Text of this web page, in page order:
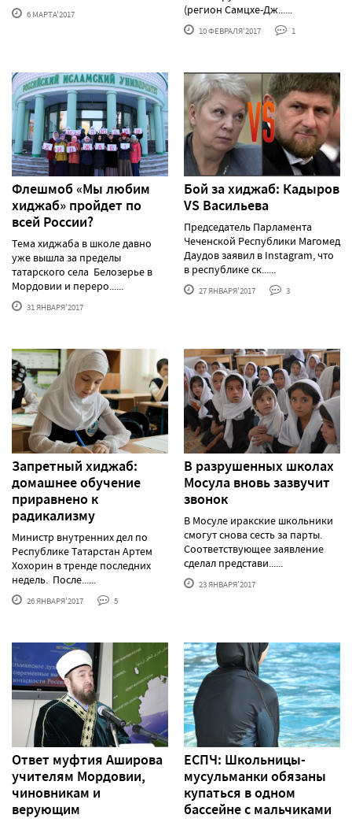
6 МАРТА'2017
(регион Самцхе-Дж......
10 ФЕВРАЛЯ'2017 1
Флешмоб «Мы любим
хиджаб» пройдет по
всей России?
Тема хиджаба в школе давно
уже вышла за пределы
татарского села Белозерье в
Мордовии и переро......
31 ЯНВАРЯ'2017
Бой за хиджаб: Кадыров
VS Васильева
Председатель Парламента
Чеченской Республики Магомед
Даудов заявил в Instagram, что
в республике ск......
27 ЯНВАРЯ'2017 3
Запретный хиджаб:
домашнее обучение
приравнено к
радикализму
Министр внутренних дел по
Республике Татарстан Артем
Хохорин в тренде последних
недель. После......
26 ЯНВАРЯ'2017 5
В разрушенных школах
Мосула вновь зазвучит
звонок
В Мосуле иракские школьники
смогут снова сесть за парты.
Соответствующее заявление
сделал представи......
23 ЯНВАРЯ'2017
Ответ муфтия Аширова
учителям Мордовии,
чиновникам и
верующим
ЕСПЧ: Школьницы-
мусульманки обязаны
купаться в одном
бассейне с мальчиками